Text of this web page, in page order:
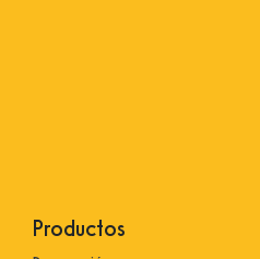
Productos